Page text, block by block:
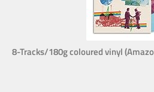
8-Tracks/180g coloured vinyl